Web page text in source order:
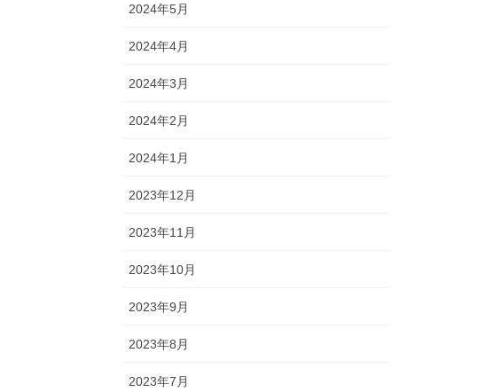
2024年5月
2024年4月
2024年3月
2024年2月
2024年1月
2023年12月
2023年11月
2023年10月
2023年9月
2023年8月
2023年7月